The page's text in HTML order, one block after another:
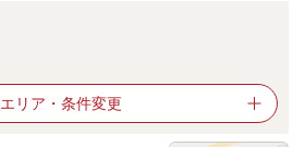
エリア・ 条件変更